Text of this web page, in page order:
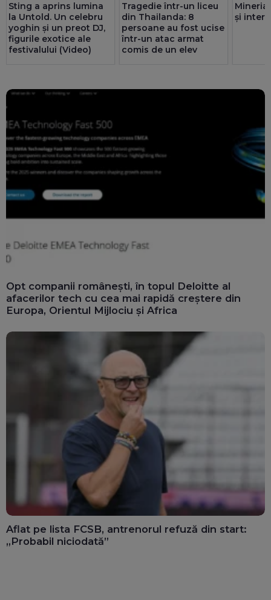
Sting a aprins lumina
la Untold. Un celebru
yoghin și un preot DJ,
figurile exotice ale
festivalului (Video)
Tragedie într-un liceu
din Thailanda: 8
persoane au fost ucise
într-un atac armat
comis de un elev
și
Opt companii românești, în topul Deloitte al
afacerilor tech cu cea mai rapidă creștere din
Europa, Orientul Mijlociu și Africa
Aflat pe lista FCSB, antrenorul refuză din start:
„Probabil niciodată”